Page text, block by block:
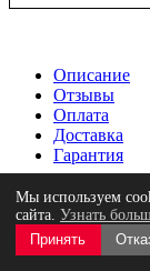
Описание
Отзывы
Оплата
Доставка
Гарантия
GS с к-том
Включает: 2
поперечины,
соответствии с
Мы используем
сайта. Узнать
Принять